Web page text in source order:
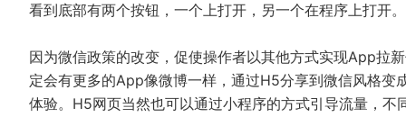
看到底部有两个按钮，一个上打开，另一个在程序上打开。
因为微信政策的改变，促使操作者以其他方式实现App拉
定会有更多的App像微博一样，通过H5分享到微信风格
体验。H5网页当然也可以通过小程序的方式引导流量，